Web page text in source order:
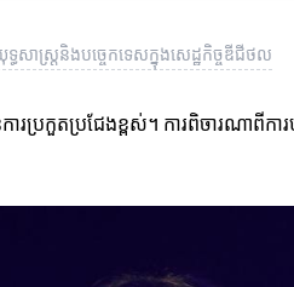
ាស្រ្តនិងបច្ចេកទេសក្នុងសេដ្ឋកិច្ចឌីជីថល
រប្រកួតប្រជែងខ្ពស់។ ការពិចារណាពី